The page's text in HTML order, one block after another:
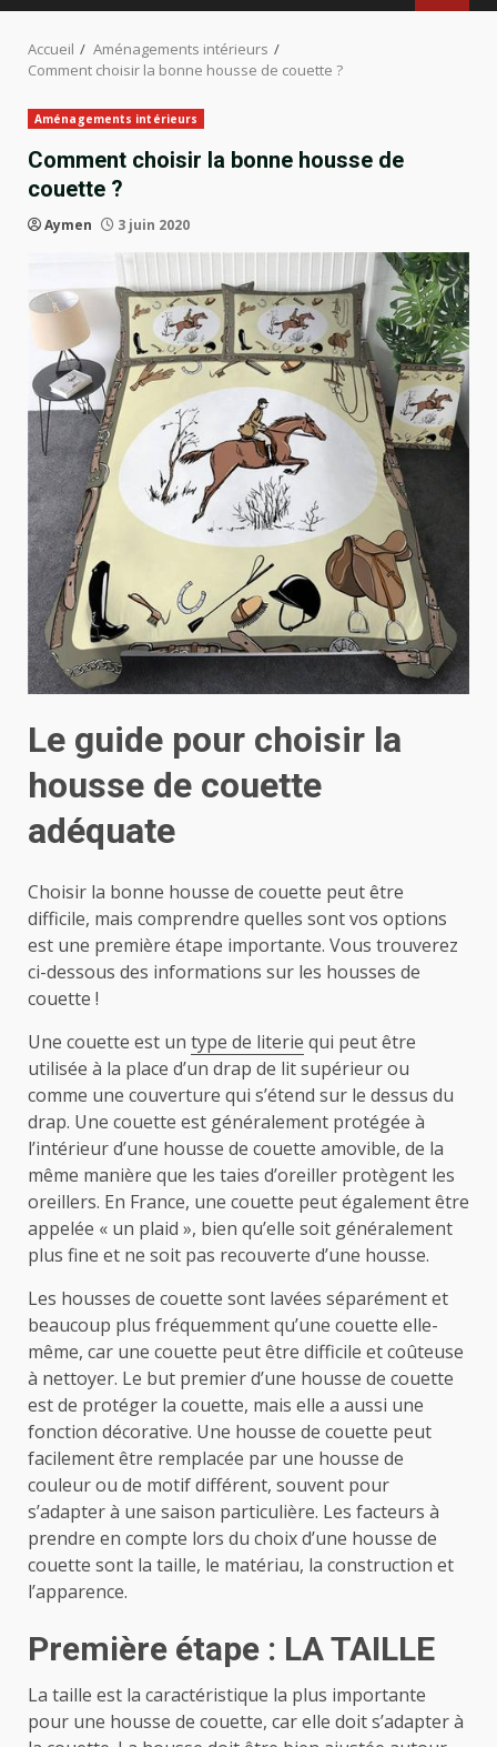
Accueil
Aménagements intérieurs
Comment choisir la bonne housse de couette ?
Aménagements intérieurs
Comment choisir la bonne housse de
couette ?
Aymen 3 juin 2020
Le guide pour choisir la
housse de couette
adéquate
Choisir la bonne housse de couette peut être
difficile, mais comprendre quelles sont vos options
est une première étape importante. Vous trouverez
ci-dessous des informations sur les housses de
couette !
Une couette est un type de literie qui peut être
utilisée à la place d’un drap de lit supérieur ou
comme une couverture qui s’étend sur le dessus du
drap. Une couette est généralement protégée à
l’intérieur d’une housse de couette amovible, de la
même manière que les taies d’oreiller protègent les
oreillers. En France, une couette peut également être
appelée « un plaid », bien qu’elle soit généralement
plus fine et ne soit pas recouverte d’une housse.
Les housses de couette sont lavées séparément et
beaucoup plus fréquemment qu’une couette elle-
même, car une couette peut être difficile et coûteuse
à nettoyer. Le but premier d’une housse de couette
est de protéger la couette, mais elle a aussi une
fonction décorative. Une housse de couette peut
facilement être remplacée par une housse de
couleur ou de motif différent, souvent pour
s’adapter à une saison particulière. Les facteurs à
prendre en compte lors du choix d’une housse de
couette sont la taille, le matériau, la construction et
l’apparence.
Première étape : LA TAILLE
La taille est la caractéristique la plus importante
pour une housse de couette, car elle doit s’adapter à